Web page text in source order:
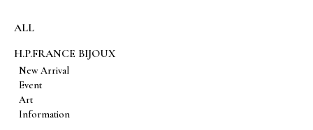
ALL
H.P.FRANCE BIJOUX
New Arrival
Event
Art
Information